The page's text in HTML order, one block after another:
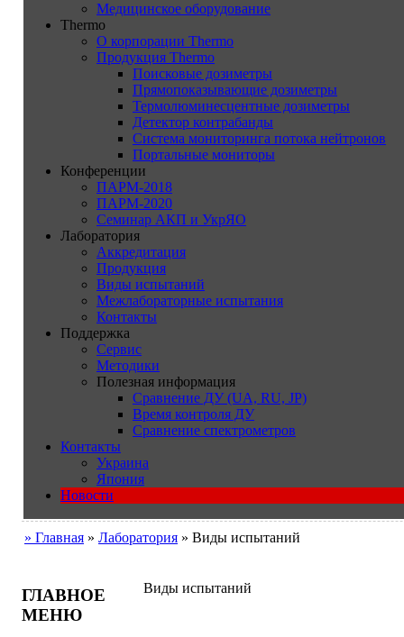
Медицинское оборудование
Thermo
О корпорации Thermo
Продукция Thermo
Поисковые дозиметры
Прямопоказывающие дозиметры
Термолюминесцентные дозиметры
Детектор контрабанды
Система мониторинга потока нейтронов
Портальные мониторы
Конференции
ПАРМ-2018
ПАРМ-2020
Семинар АКП и УкрЯО
Лаборатория
Аккредитация
Продукция
Виды испытаний
Межлабораторные испытания
Контакты
Поддержка
Сервис
Методики
Полезная информация
Сравнение ДУ (UA, RU, JP)
Время контроля ДУ
Сравнение спектрометров
Контакты
Украина
Япония
Новости
» Главная » Лаборатория » Виды испытаний
ГЛАВНОЕ
МЕНЮ
Виды испытаний